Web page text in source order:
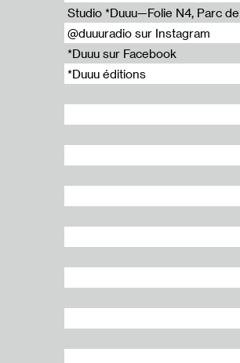
Studio *Duuu—Folie N4, Parc
@duuuradio sur Instagram
*Duuu sur Facebook
*Duuu éditions